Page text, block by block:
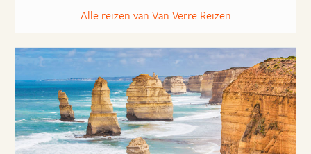
Alle reizen van Van Verre Reizen